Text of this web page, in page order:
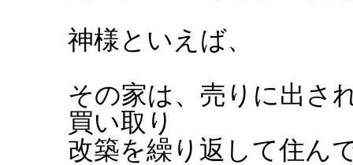
神様といえば、
その家は、売りに出さ
買い取り
改築を繰り返して住ん